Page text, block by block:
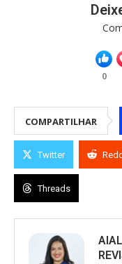
0
COMPARTILHAR
Twitter
Threads